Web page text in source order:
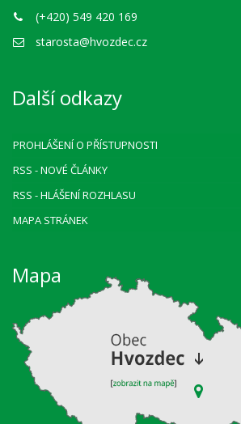
(+420) 549 420 169
starosta@hvozdec.cz
Další odkazy
PROHLÁŠENÍ O PŘÍSTUPNOSTI
RSS - NOVÉ ČLÁNKY
RSS - HLÁŠENÍ ROZHLASU
MAPA STRÁNEK
Mapa